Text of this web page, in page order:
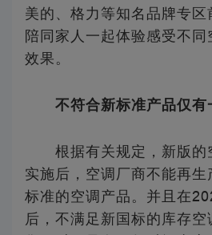
美的、格力等知名品牌专
陪同家人一起体验感受不
效果。
不符合新标准产品仅有
根据有关规定，新版的
实施后，空调厂商不能再
标准的空调产品。并且在
后，不满足新国标的库存